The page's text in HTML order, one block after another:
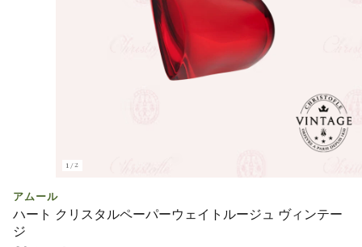
1/2
アムール
ハート クリスタルペーパーウェイトルージュ ヴィンテー
ジ